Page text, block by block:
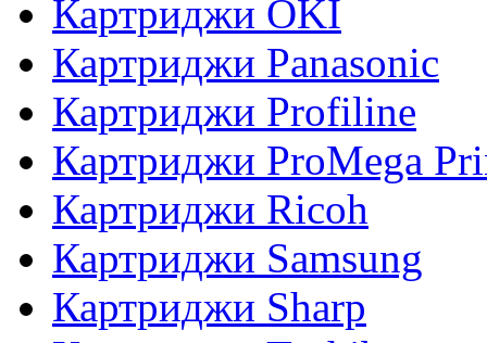
Картриджи OKI
Картриджи Panasonic
Картриджи Profiline
Картриджи ProMega
Картриджи Ricoh
Картриджи Samsung
Картриджи Sharp